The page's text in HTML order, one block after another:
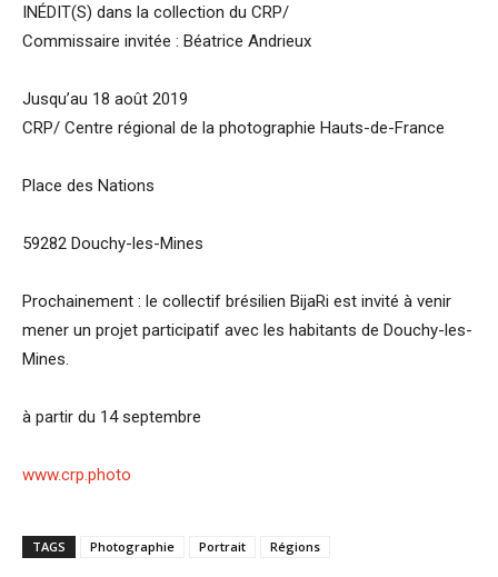
INÉDIT(S) dans la collection du CRP/
Commissaire invitée : Béatrice Andrieux
Jusqu’au 18 août 2019
CRP/ Centre régional de la photographie Hauts-de-France
Place des Nations
59282 Douchy-les-Mines
Prochainement : le collectif brésilien BijaRi est invité à venir
mener un projet participatif avec les habitants de Douchy-les-
Mines.
à partir du 14 septembre
www.crp.photo
TAGS Photographie Portrait Régions